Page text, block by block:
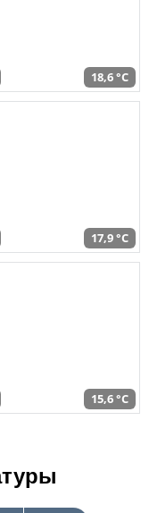
18,6 °C
17,9 °C
15,6 °C